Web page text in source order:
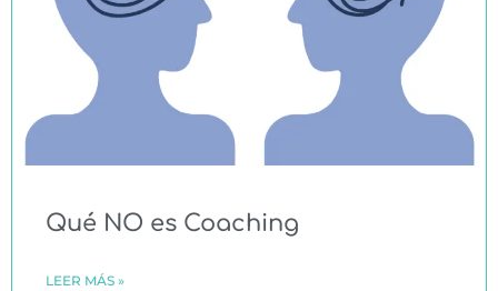
Qué NO es Coaching
LEER MÁS »